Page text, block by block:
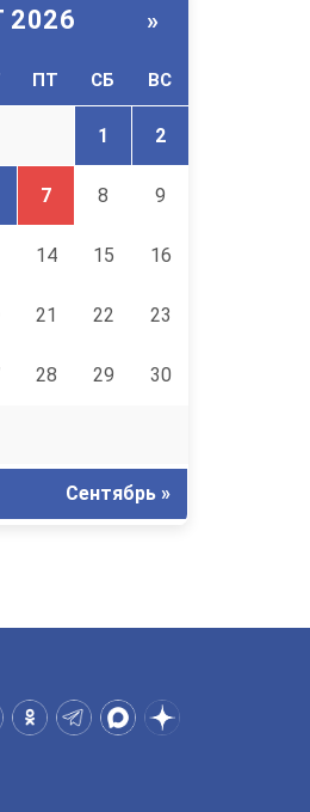
2026 »
ПТ СБ ВС
1 2
7 8 9
14 15 16
21 22 23
28 29 30
Сентябрь »